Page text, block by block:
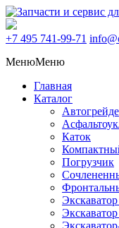
+7 495 741-99-71
МенюМеню
Главная
Каталог
Каток
Погрузчик